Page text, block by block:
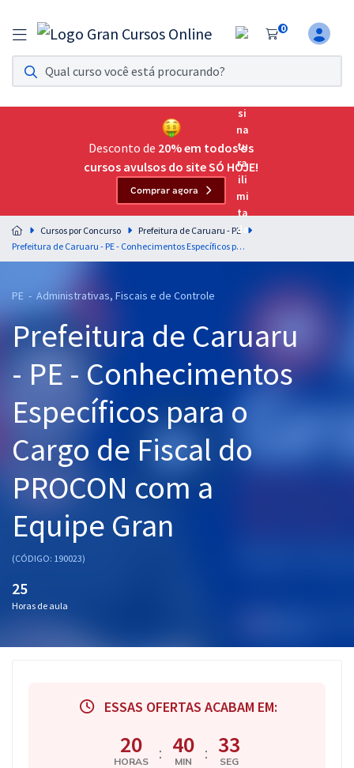
0
Assinatura Ilimitada 11
Acesso a todos os cursos. Teste grátis por 7 dias!
Assinatura OAB Até Passar
Acesso ilimitado a toda preparação para o Exame da
Residências Multiprofissionais
Preparação completa e intensiva para as principais
residências em saúde do Brasil
Cursos 20% OFF
Graduação
OAB
Questões grátis
Aprovados
Desconto de 20% em todos os
cursos avulsos do site SÓ HOJE!
Comprar agora
Cursos por Concurso
Prefeitura de Caruaru - PE
Prefeitura de Caruaru - PE - Conhecimentos Específicos para o Cargo de Fiscal do PROCON com a Equipe Gran
PE - Administrativas, Fiscais e de Controle
Prefeitura de Caruaru
- PE - Conhecimentos
Específicos para o
Cargo de Fiscal do
PROCON com a
Equipe Gran
(CÓDIGO: 190023)
25
Horas de aula
ESSAS OFERTAS ACABAM EM:
20
HORAS : 40
MIN : 33
SEG